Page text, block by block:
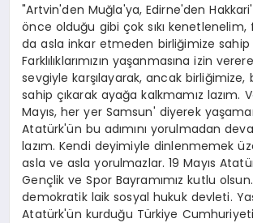
"Artvin'den Muğla'ya, Edirne'den
önce olduğu gibi çok sıkı kenetlenelim,
da asla inkar etmeden birliğimize sahip
Farklılıklarımızın yaşanmasına izin
sevgiyle karşılayarak, ancak birliğimize,
sahip çıkarak ayağa kalkmamız lazım.
Mayıs, her yer Samsun' diyerek
Atatürk'ün bu adımını yorulmadan
lazım. Kendi deyimiyle dinlenmemek
asla ve asla yorulmazlar. 19 Mayıs
Gençlik ve Spor Bayramımız kutlu olsun.
demokratik laik sosyal hukuk devleti.
Atatürk'ün kurduğu Türkiye